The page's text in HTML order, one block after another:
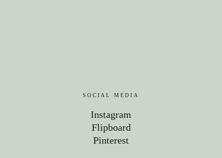
SOCIAL MEDIA
Instagram
Flipboard
Pinterest